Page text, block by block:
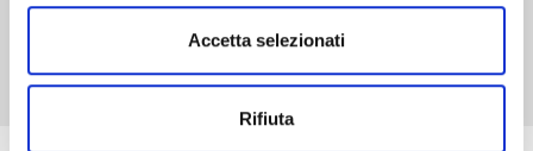
Accetta selezionati
Rifiuta
Mostra tutto